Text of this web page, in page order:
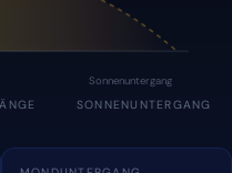
Sonnenuntergang
SONNENUNTERGANG